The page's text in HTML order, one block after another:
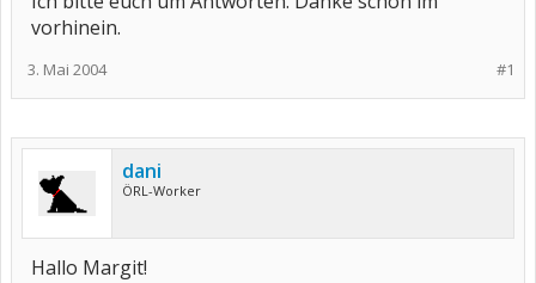
vorhinein.
#1
3. Mai 2004
dani
ÖRL-Worker
Hallo Margit!